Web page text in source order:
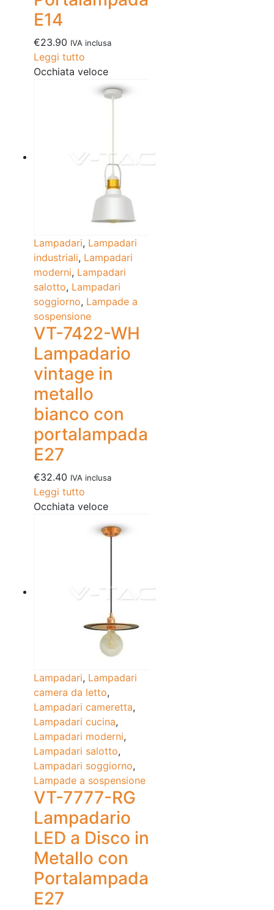
E14
€23.90 IVA inclusa
Leggi tutto
Occhiata veloce
Lampadari, Lampadari
industriali, Lampadari
moderni, Lampadari
salotto, Lampadari
soggiorno, Lampade a
sospensione
VT-7422-WH
Lampadario
vintage in
metallo
bianco con
portalampada
E27
€32.40 IVA inclusa
Leggi tutto
Occhiata veloce
Lampadari, Lampadari
camera da letto,
Lampadari cameretta,
Lampadari cucina,
Lampadari moderni,
Lampadari salotto,
Lampadari soggiorno,
Lampade a sospensione
VT-7777-RG
Lampadario
LED a Disco in
Metallo con
Portalampada
E27